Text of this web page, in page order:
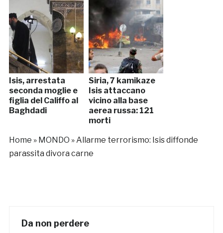
Isis, arrestata
seconda moglie e
figlia del Califfo al
Baghdadi
Siria, 7 kamikaze
Isis attaccano
vicino alla base
aerea russa: 121
morti
Home » MONDO »Allarme terrorismo: Isis diffonde
parassita divora carne
Da non perdere